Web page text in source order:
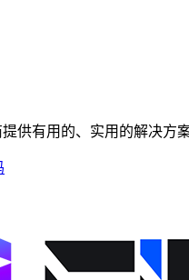
供有用的、实用的解决方案